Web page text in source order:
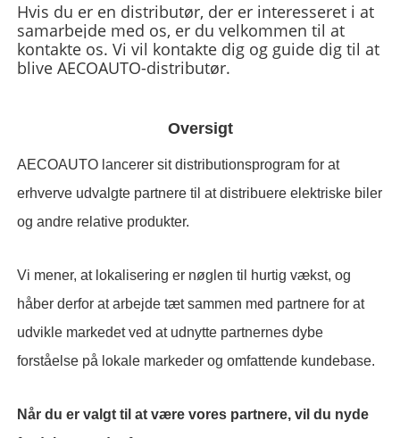
Hvis du er en distributør, der er interesseret i at
samarbejde med os, er du velkommen til at
kontakte os. Vi vil kontakte dig og guide dig til at
blive AECOAUTO-distributør.
Oversigt
AECOAUTO lancerer sit distributionsprogram for at
erhverve udvalgte partnere til at distribuere elektriske biler
og andre relative produkter.
Vi mener, at lokalisering er nøglen til hurtig vækst, og
håber derfor at arbejde tæt sammen med partnere for at
udvikle markedet ved at udnytte partnernes dybe
forståelse på lokale markeder og omfattende kundebase.
Når du er valgt til at være vores partnere, vil du nyde